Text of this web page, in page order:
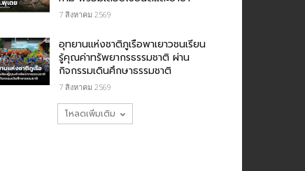
7 สิงหาคม 2569
อุทยานแห่งชาติภูเรือพาเยาวชนเรียน
รู้คุณค่าทรัพยากรธรรมชาติ ผ่าน
กิจกรรมเดินศึกษาธรรมชาติ
7 สิงหาคม 2569
โหลดเพิ่มเติม